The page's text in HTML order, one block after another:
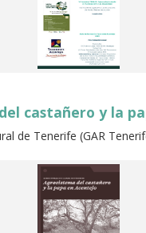
castañero y la
de Tenerife (GAR